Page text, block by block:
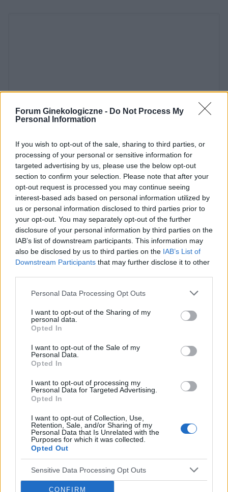
Forum Ginekologiczne - Do Not Process My
Personal Information
If you wish to opt-out of the sale, sharing to third parties, or
processing of your personal or sensitive information for
targeted advertising by us, please use the below opt-out
section to confirm your selection. Please note that after your
opt-out request is processed you may continue seeing
interest-based ads based on personal information utilized by
us or personal information disclosed to third parties prior to
your opt-out. You may separately opt-out of the further
disclosure of your personal information by third parties on the
IAB’s list of downstream participants. This information may
also be disclosed by us to third parties on the IAB’s List of
Downstream Participants that may further disclose it to other
Personal Data Processing Opt Outs
I want to opt-out of the Sharing of my
personal data.
Opted In
I want to opt-out of the Sale of my
Personal Data.
Opted In
I want to opt-out of processing my
Personal Data for Targeted Advertising.
Opted In
I want to opt-out of Collection, Use,
Retention, Sale, and/or Sharing of my
Personal Data that Is Unrelated with the
Purposes for which it was collected.
Opted Out
Sensitive Data Processing Opt Outs
CONFIRM
Dodaj zdjęcie:
Dopuszczalne formaty pliku graficznego: jpg, jpeg , png.
Rozmiar zdjęcia nie powinien przekraczać 0.6MB.
Wyświetl podpis
Wysyłaj powiadomienia o odpowiedzi
WYŚLIJ
ZOBACZ INNE DYSKUSJE
Obtarcie blon sluzowych pochwy
Obtarcie blon sluzowych pochwy podczas
seksu.Krew poleciala i jest pieczenie podczas
sikania i napuchniete .Jaka masc albo zel
pacjentki
olok